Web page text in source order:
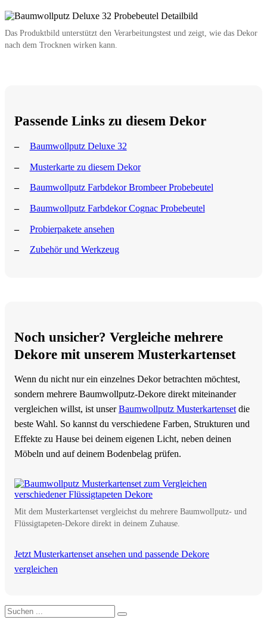
Das Produktbild unterstützt den Verarbeitungstest und zeigt, wie das Dekor
nach dem Trocknen wirken kann.
Passende Links zu diesem Dekor
Baumwollputz Deluxe 32
Musterkarte zu diesem Dekor
Baumwollputz Farbdekor Brombeer Probebeutel
Baumwollputz Farbdekor Cognac Probebeutel
Probierpakete ansehen
Zubehör und Werkzeug
Noch unsicher? Vergleiche mehrere
Dekore mit unserem Musterkartenset
Wenn du nicht nur ein einzelnes Dekor betrachten möchtest,
sondern mehrere Baumwollputz-Dekore direkt miteinander
vergleichen willst, ist unserBaumwollputz Musterkartensetdie
beste Wahl. So kannst du verschiedene Farben, Strukturen und
Effekte zu Hause bei deinem eigenen Licht, neben deinen
Möbeln und auf deinem Bodenbelag prüfen.
Mit dem Musterkartenset vergleichst du mehrere Baumwollputz- und
Flüssigtapeten-Dekore direkt in deinem Zuhause.
Jetzt Musterkartenset ansehen und passende Dekore
vergleichen